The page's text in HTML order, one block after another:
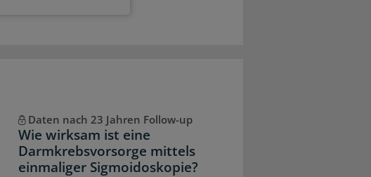
Daten nach 23 Jahren Follow-up
Wie wirksam ist eine
Darmkrebsvorsorge mittels
einmaliger Sigmoidoskopie?